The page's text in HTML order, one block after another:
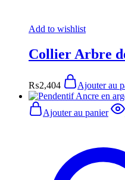
Add to wishlist
Collier Arbre
₨2,404 Ajouter au
Ajouter au panier